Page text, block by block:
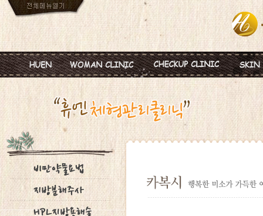
진료안내
진료시간
병원둘러보기
찾아오시는길
피임
월경이상
질염 및 성병
갱년기 및 폐경
여성성형
혈액종합검진
미혼여성검진
초기임신검진